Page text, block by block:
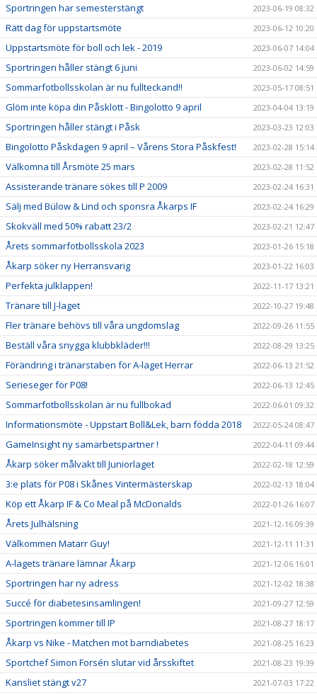
Sportringen har semesterstängt 2023-06-19 08:32
Rätt dag för uppstartsmöte 2023-06-12 10:20
Uppstartsmöte för boll och lek - 2019 2023-06-07 14:04
Sportringen håller stängt 6 juni 2023-06-02 14:59
Sommarfotbollsskolan är nu fullteckand!! 2023-05-17 08:51
Glöm inte köpa din Påsklott - Bingolotto 9 april 2023-04-04 13:19
Sportringen håller stängt i Påsk 2023-03-23 12:03
Bingolotto Påskdagen 9 april – Vårens Stora Påskfest! 2023-02-28 15:14
Välkomna till Årsmöte 25 mars 2023-02-28 11:52
Assisterande tränare sökes till P 2009 2023-02-24 16:31
Sälj med Bülow & Lind och sponsra Åkarps IF 2023-02-24 16:29
Skokväll med 50% rabatt 23/2 2023-02-21 12:47
Årets sommarfotbollsskola 2023 2023-01-26 15:18
Åkarp söker ny Herransvarig 2023-01-22 16:03
Perfekta julklappen! 2022-11-17 13:21
Tränare till J-laget 2022-10-27 19:48
Fler tränare behövs till våra ungdomslag 2022-09-26 11:55
Beställ våra snygga klubbkläder!!! 2022-08-29 13:25
Förändring i tränarstaben för A-laget Herrar 2022-06-13 21:52
Serieseger för P08! 2022-06-13 12:45
Sommarfotbollsskolan är nu fullbokad 2022-06-01 09:32
Informationsmöte - Uppstart Boll&Lek, barn födda 2018 2022-05-24 08:47
GameInsight ny samarbetspartner ! 2022-04-11 09:44
Åkarp söker målvakt till Juniorlaget 2022-02-18 12:59
3:e plats för P08 i Skånes Vintermästerskap 2022-02-13 18:04
Köp ett Åkarp IF & Co Meal på McDonalds 2022-01-26 16:07
Årets Julhälsning 2021-12-16 09:39
Välkommen Matarr Guy! 2021-12-11 11:31
A-lagets tränare lämnar Åkarp 2021-12-06 16:01
Sportringen har ny adress 2021-12-02 18:38
Succé för diabetesinsamlingen! 2021-09-27 12:59
Sportringen kommer till IP 2021-08-27 18:17
Åkarp vs Nike - Matchen mot barndiabetes 2021-08-25 16:23
Sportchef Simon Forsén slutar vid årsskiftet 2021-08-23 19:39
Kansliet stängt v27 2021-07-03 17:22